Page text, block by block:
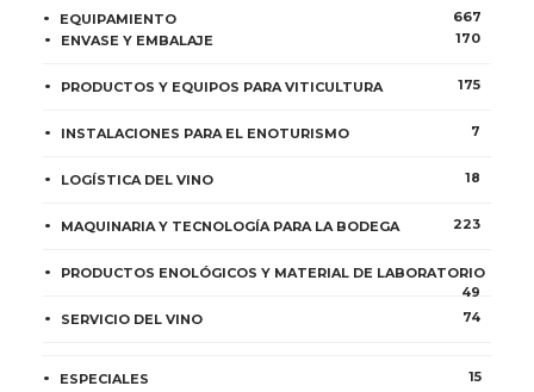
EQUIPAMIENTO
667
ENVASE Y EMBALAJE
170
PRODUCTOS Y EQUIPOS PARA VITICULTURA 175
INSTALACIONES PARA EL ENOTURISMO 7
LOGÍSTICA DEL VINO 18
MAQUINARIA Y TECNOLOGÍA PARA LA BODEGA 223
PRODUCTOS ENOLÓGICOS Y MATERIAL DE LABORATORIO
49
SERVICIO DEL VINO
74
ESPECIALES 15